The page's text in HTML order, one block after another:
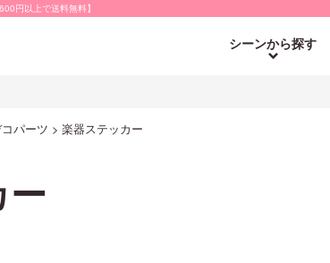
円以上で送料無料】
シーンから探す
パーツ 楽器ステッカー